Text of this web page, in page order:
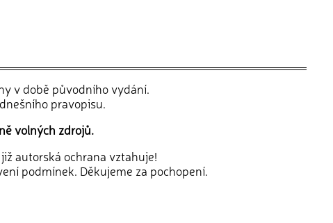
v době původního vydání.
pravopisu.
volných zdrojů.
autorská ochrana vztahuje!
podmínek. Děkujeme za pochopení.